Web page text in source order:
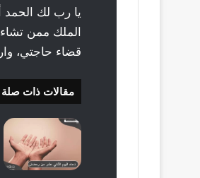
يا رب لك الحمد
الملك ممن
قضاء حاجتي،
مقالات ذات صلة